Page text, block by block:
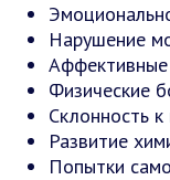
Нарушение
Аффективные
Физические
Склонность
Развитие
Попытки